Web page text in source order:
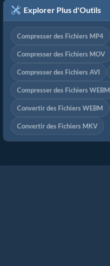
Explorer Plus d'Outils
Compresser des Fichiers MP4
Compresser des Fichiers MOV
Compresser des Fichiers AVI
Compresser des Fichiers WEBM
Convertir des Fichiers WEBM
Convertir des Fichiers MKV